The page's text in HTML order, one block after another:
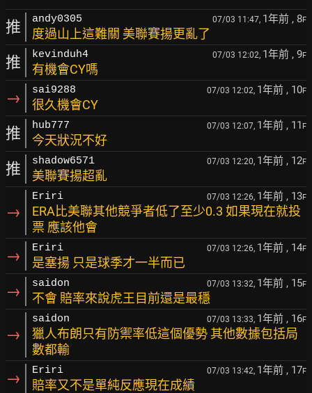
推 andy0305 07/03 11:47, 1年前 , 8F
度過山上這難關 美聯賽揚更亂了
推 kevinduh4 07/03 12:02, 1年前 , 9F
有機會CY嗎
→ sai9288 07/03 12:02, 1年前 , 10F
很久機會CY
推 hub777 07/03 12:07, 1年前 , 11 F
今天狀況不好
推 shadow6571 07/03 12:20, 1年前 , 12F
美聯賽揚超亂
→
Eriri 07/03 12:26, 1年前 , 13F
ERA比美聯其他競爭者低了至少0.3 如果現在就投
票 應該他會
→ Eriri 07/03 12:26, 1年前 , 14F
是塞揚 只是球季才一半而已
→ saidon 07/03 13:32, 1年前 , 15F
不會 賠率來說虎王目前還是最穩
→
saidon 07/03 13:33, 1年前 , 16F
獵人布朗只有防禦率低這個優勢 其他數據包括局
數都輸
→ Eriri 07/03 13:42, 1年前 , 17F
賠率又不是單純反應現在成績